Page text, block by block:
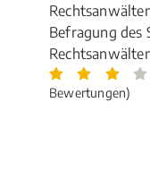
Befragung des
Bewertungen)